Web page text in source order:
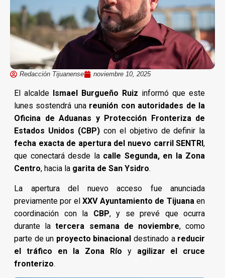
Redacción Tijuanense noviembre 10, 2025
El alcalde Ismael Burgueño Ruiz informó que este
lunes sostendrá una reunión con autoridades de la
Oficina de Aduanas y Protección Fronteriza de
Estados Unidos (CBP)con el objetivo de definir la
fecha exacta de apertura del nuevo carril SENTRI,
que conectará desde la calle Segunda, en la Zona
Centro, hacia la garita de San Ysidro.
La apertura del nuevo acceso fue anunciada
previamente por elXXV Ayuntamiento de Tijuana en
coordinación con la CBP, y se prevé que ocurra
durante latercera semana de noviembre, como
parte de un proyecto binacional destinado a reducir
el tráfico en la Zona Río y agilizar el cruce
fronterizo.